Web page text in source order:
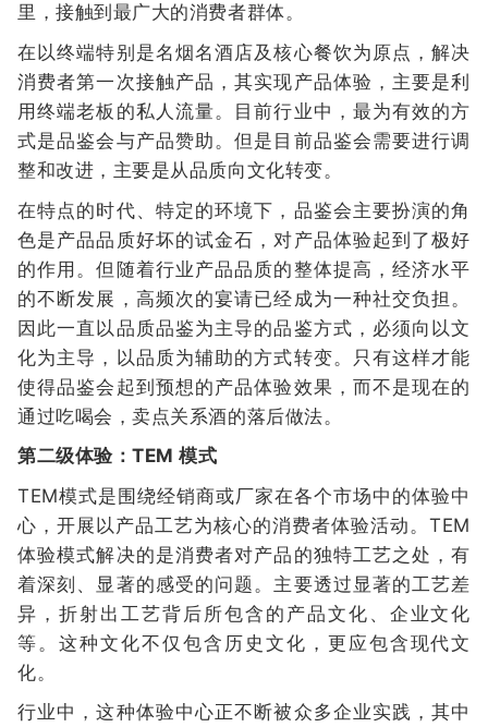
里，接触到最广大的消费者群体。
在以终端特别是名烟名酒店及核心餐饮为原点，解决
消费者第一次接触产品，其实现产品体验，主要是利
用终端老板的私人流量。目前行业中，最为有效的方
式是品鉴会与产品赞助。但是目前品鉴会需要进行调
整和改进，主要是从品质向文化转变。
在特点的时代、特定的环境下，品鉴会主要扮演的角
色是产品品质好坏的试金石，对产品体验起到了极好
的作用。但随着行业产品品质的整体提高，经济水平
的不断发展，高频次的宴请已经成为一种社交负担。
因此一直以品质品鉴为主导的品鉴方式，必须向以文
化为主导，以品质为辅助的方式转变。只有这样才能
使得品鉴会起到预想的产品体验效果，而不是现在的
通过吃喝会，卖点关系酒的落后做法。
第二级体验：TEM 模式
TEM模式是围绕经销商或厂家在各个市场中的体验中
心，开展以产品工艺为核心的消费者体验活动。TEM
体验模式解决的是消费者对产品的独特工艺之处，有
着深刻、显著的感受的问题。主要透过显著的工艺差
异，折射出工艺背后所包含的产品文化、企业文化
等。这种文化不仅包含历史文化，更应包含现代文
化。
行业中，这种体验中心正不断被众多企业实践，其中